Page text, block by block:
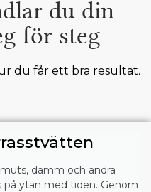
du din
för steg
du får ett bra resultat.
damm och andra
på ytan med tiden. Genom